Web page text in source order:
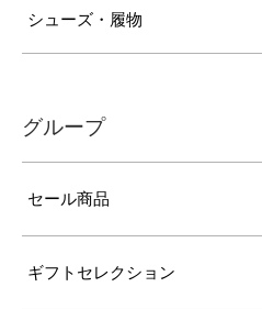
シューズ・履物
グループ
セール商品
ギフトセレクション